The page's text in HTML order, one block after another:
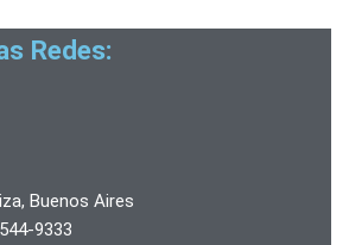
Redes:
Buenos Aires
9333